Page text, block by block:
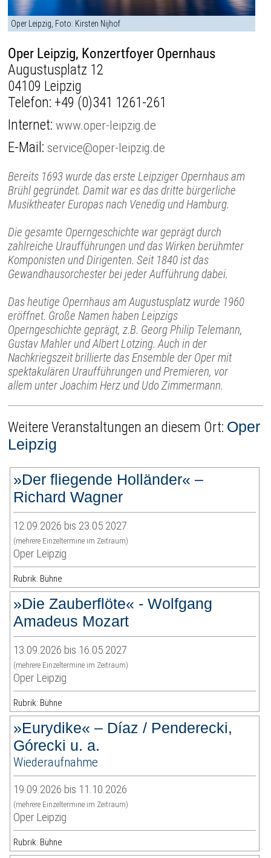
Oper Leipzig, Foto: Kirsten Nijhof
Oper Leipzig, Konzertfoyer Opernhaus
Augustusplatz 12
04109 Leipzig
Telefon: +49 (0)341 1261-261
Internet:www.oper-leipzig.de
E-Mail: service@oper-leipzig.de
Bereits 1693 wurde das erste Leipziger Opernhaus am
Brühl gegründet. Damit war es das dritte bürgerliche
Musiktheater Europas nach Venedig und Hamburg.
Die gesamte Operngeschichte war geprägt durch
zahlreiche Uraufführungen und das Wirken berühmter
Komponisten und Dirigenten. Seit 1840 ist das
Gewandhausorchester bei jeder Aufführung dabei.
Das heutige Opernhaus am Augustusplatz wurde 1960
eröffnet. Große Namen haben Leipzigs
Operngeschichte geprägt, z.B. Georg Philip Telemann,
Gustav Mahler und Albert Lotzing. Auch in der
Nachkriegszeit brillierte das Ensemble der Oper mit
spektakulären Uraufführungen und Premieren, vor
allem unter Joachim Herz und Udo Zimmermann.
Weitere Veranstaltungen an diesem Ort: Oper
Leipzig
»Der fliegende Holländer« –
Richard Wagner
12.09.2026 bis 23.05.2027
(mehrere Einzeltermine im Zeitraum)
Oper Leipzig
Rubrik: Bühne
»Die Zauberflöte« - Wolfgang
Amadeus Mozart
13.09.2026 bis 16.05.2027
(mehrere Einzeltermine im Zeitraum)
Oper Leipzig
Rubrik: Bühne
»Eurydike« – Díaz / Penderecki,
Górecki u. a.
Wiederaufnahme
19.09.2026 bis 11.10.2026
(mehrere Einzeltermine im Zeitraum)
Oper Leipzig
Rubrik: Bühne